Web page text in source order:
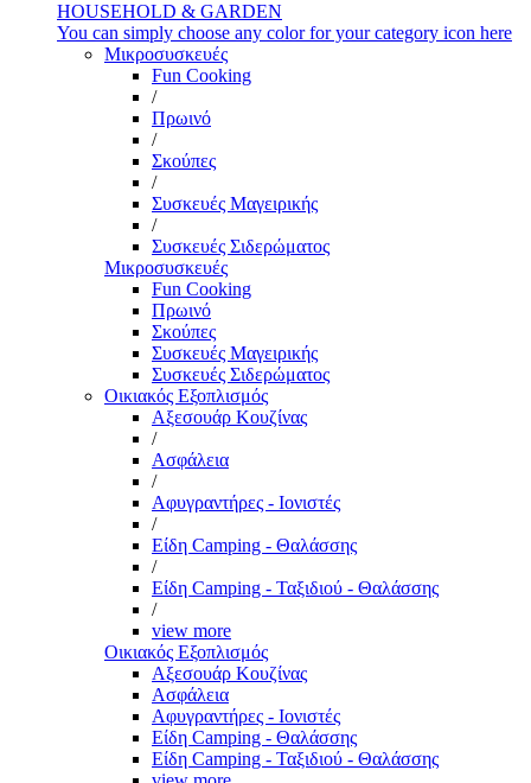
HOUSEHOLD & GARDEN
You can simply choose any color for your category icon here
Μικροσυσκευές
Fun Cooking
/
Πρωινό
/
Σκούπες
/
Συσκευές Μαγειρικής
/
Συσκευές Σιδερώματος
Μικροσυσκευές
Fun Cooking
Πρωινό
Σκούπες
Συσκευές Μαγειρικής
Συσκευές Σιδερώματος
Οικιακός Εξοπλισμός
Αξεσουάρ Κουζίνας
/
Ασφάλεια
/
Αφυγραντήρες - Ιονιστές
/
Είδη Camping - Θαλάσσης
/
Είδη Camping - Ταξιδιού - Θαλάσσης
/
view more
Οικιακός Εξοπλισμός
Αξεσουάρ Κουζίνας
Ασφάλεια
Αφυγραντήρες - Ιονιστές
Είδη Camping - Θαλάσσης
Είδη Camping - Ταξιδιού - Θαλάσσης